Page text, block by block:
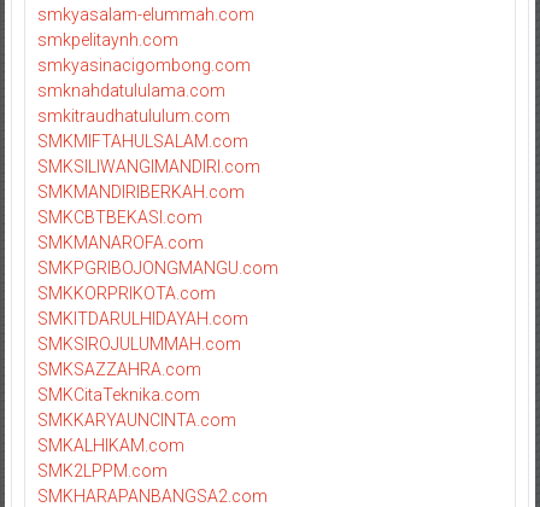
smkyasalam-elummah.com
smkpelitaynh.com
smkyasinacigombong.com
smknahdatululama.com
smkitraudhatululum.com
SMKMIFTAHULSALAM.com
SMKSILIWANGIMANDIRI.com
SMKMANDIRIBERKAH.com
SMKCBTBEKASI.com
SMKMANAROFA.com
SMKPGRIBOJONGMANGU.com
SMKKORPRIKOTA.com
SMKITDARULHIDAYAH.com
SMKSIROJULUMMAH.com
SMKSAZZAHRA.com
SMKCitaTeknika.com
SMKKARYAUNCINTA.com
SMKALHIKAM.com
SMK2LPPM.com
SMKHARAPANBANGSA2.com